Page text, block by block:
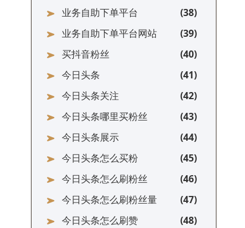
业务自助下单平台
业务自助下单平台网站
买抖音粉丝
今日头条
今日头条关注
今日头条哪里买粉丝
今日头条展示
今日头条怎么买粉
今日头条怎么刷粉丝
今日头条怎么刷粉丝量
今日头条怎么刷赞